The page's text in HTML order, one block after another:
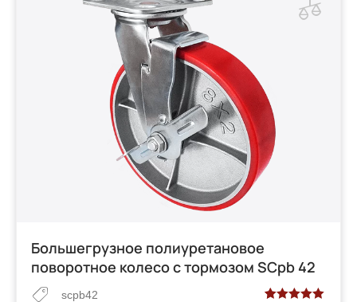
Большегрузное полиуретановое
поворотное колесо с тормозом SCpb 42
scpb42